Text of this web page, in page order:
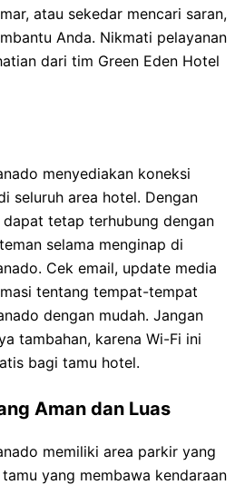
atau sekedar mencari saran,
Anda. Nikmati pelayanan
dari tim Green Eden Hotel
menyediakan koneksi
seluruh area hotel. Dengan
dapat tetap terhubung dengan
selama menginap di
Cek email, update media
tentang tempat-tempat
dengan mudah. Jangan
tambahan, karena Wi-Fi ini
bagi tamu hotel.
Aman dan Luas
memiliki area parkir yang
yang membawa kendaraan